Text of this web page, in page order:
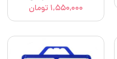
۱,۵۵۰,۰۰۰ تومان